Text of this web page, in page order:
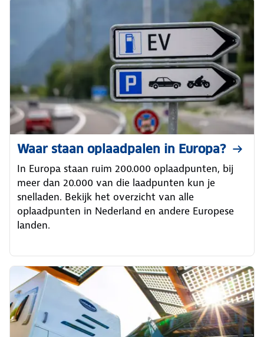
Waar staan oplaadpalen in Europa?
In Europa staan ruim 200.000 oplaadpunten, bij
meer dan 20.000 van die laadpunten kun je
snelladen. Bekijk het overzicht van alle
oplaadpunten in Nederland en andere Europese
landen.